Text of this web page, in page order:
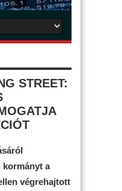
STREET:
kormányt a
végrehajtott